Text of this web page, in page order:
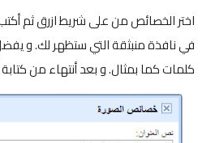
اختر الخصائص من على شريط ازرق ثم
في نافذة منبثقة التي ستظهر لك. و
كلمات كما بمثال. و بعد أنتهاء من